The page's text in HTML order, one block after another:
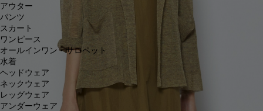
アウター
パンツ
スカート
ワンピース
オールインワン・サロペット
水着
ヘッドウェア
ネックウェア
レッグウェア
アンダーウェア